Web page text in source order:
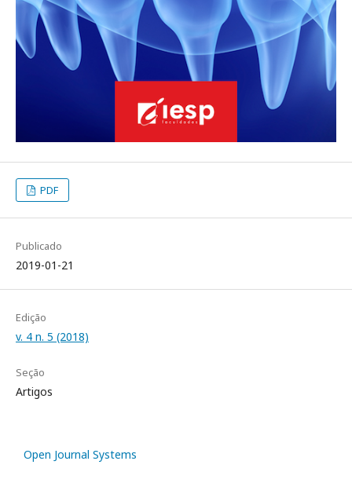
PDF
Publicado
2019-01-21
Edição
v. 4 n. 5 (2018)
Seção
Artigos
Open Journal Systems